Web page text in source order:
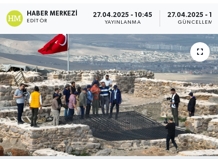
HABER MERKEZI
EDITÖR
27.04.2025 - 10:45
YAYINLANMA
27.04.2025 -
GÜNCELLEME